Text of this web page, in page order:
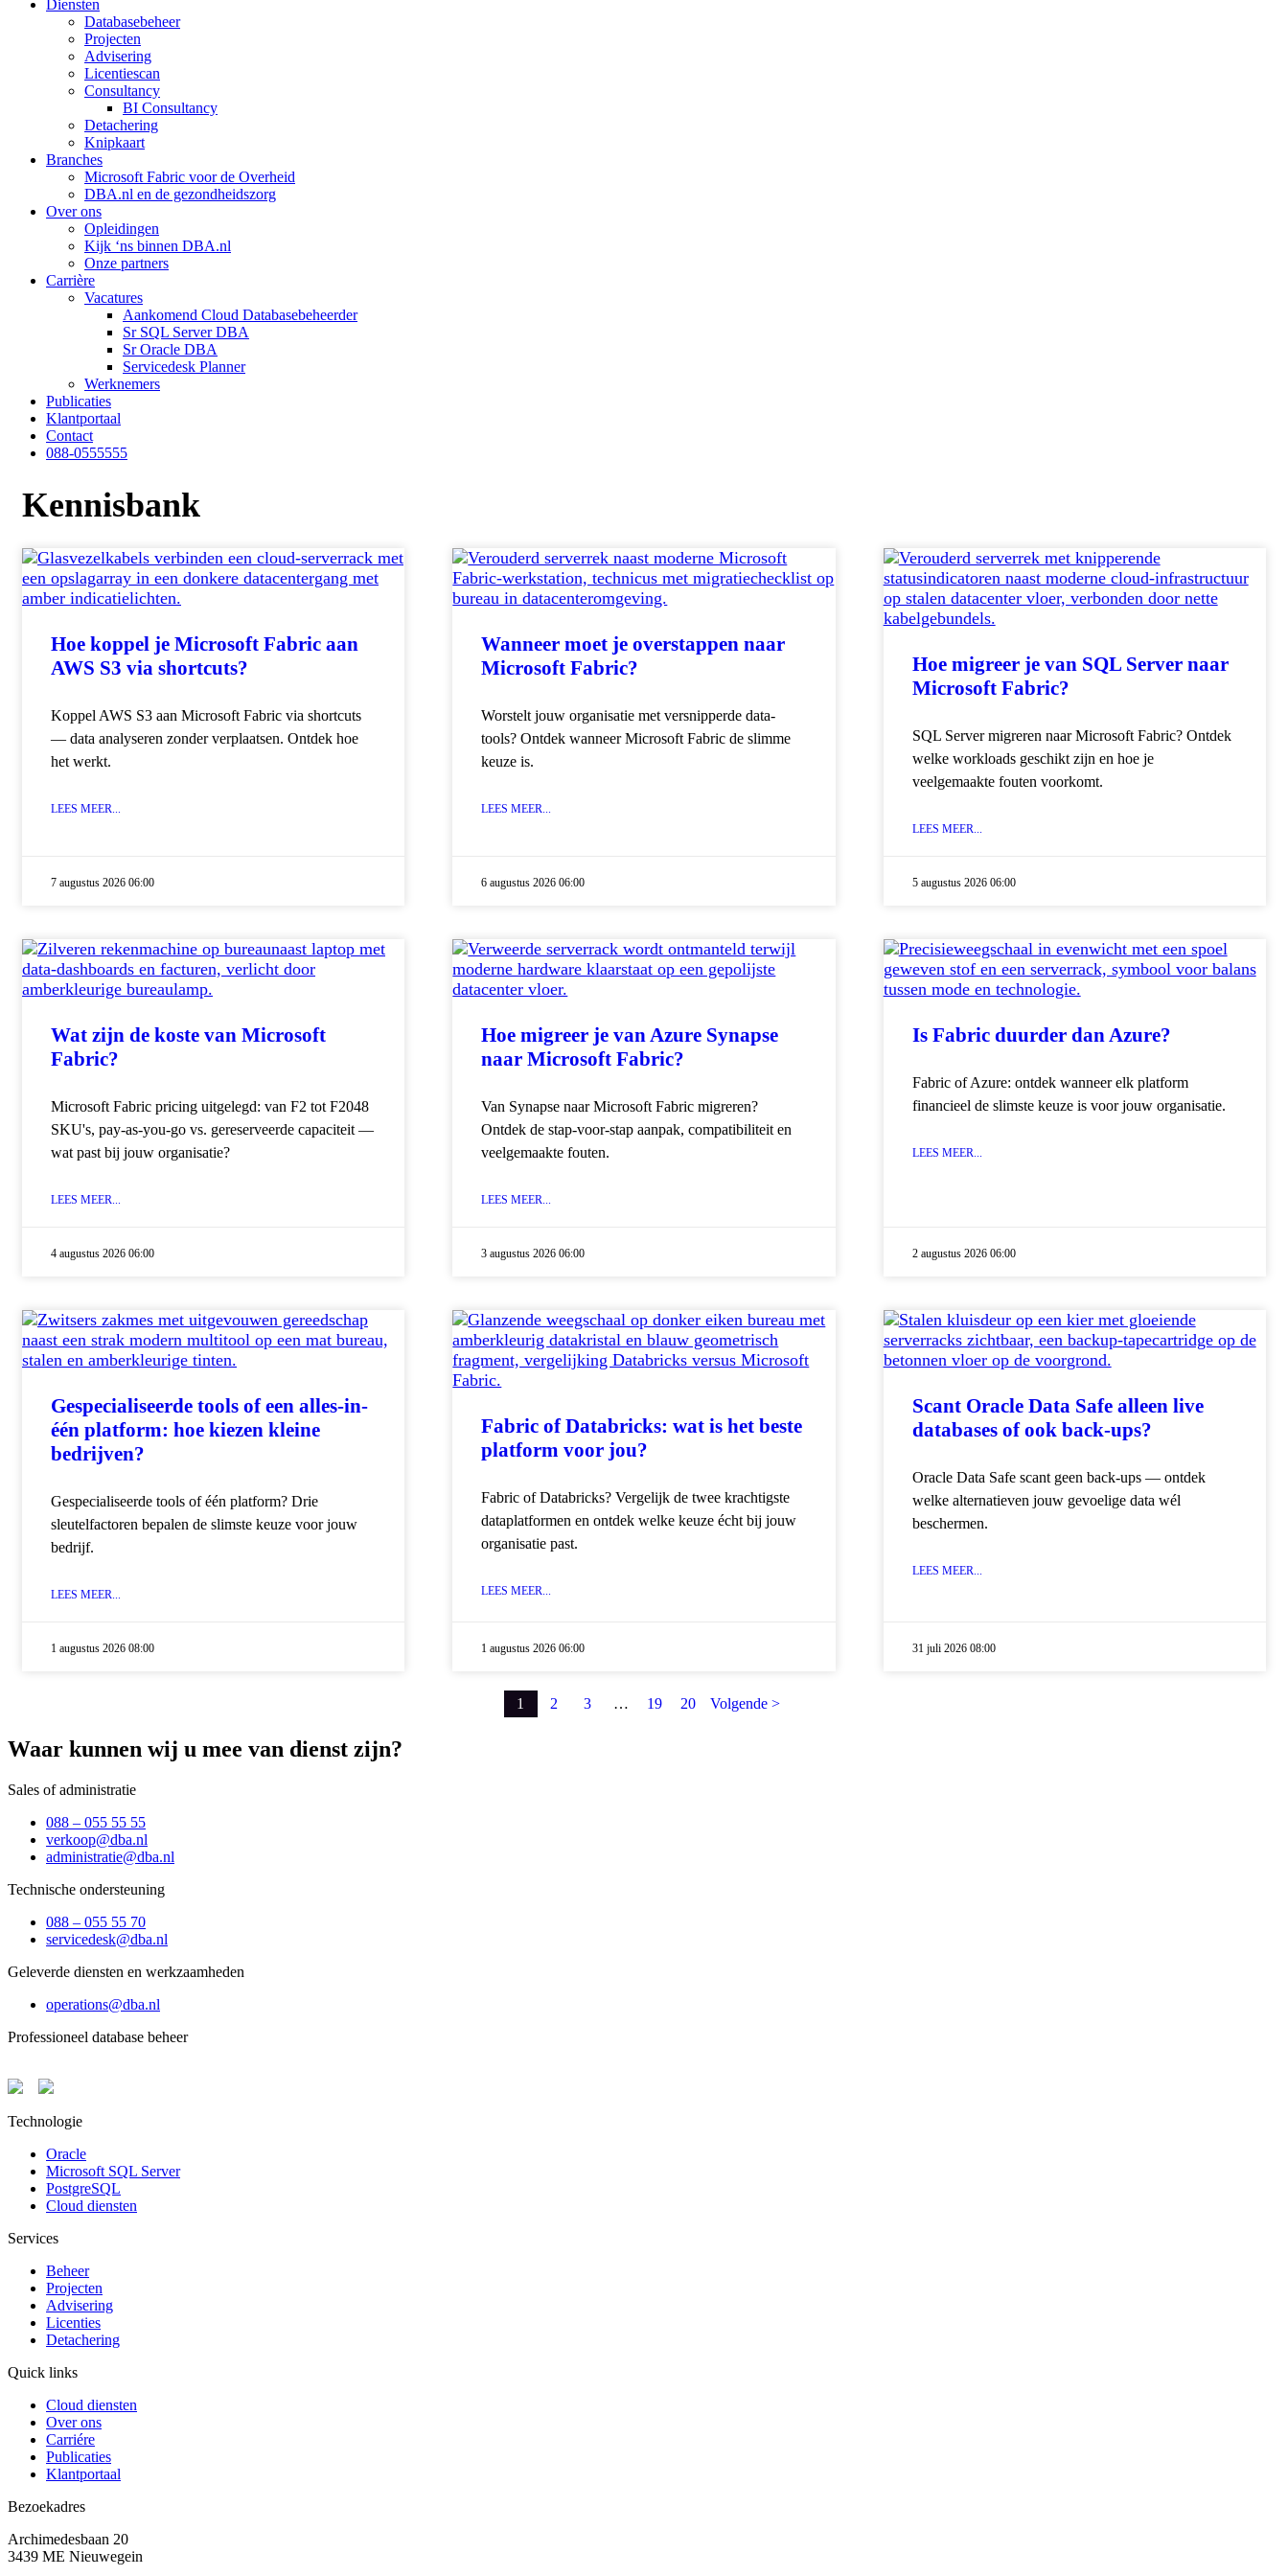
Diensten
Databasebeheer
Projecten
Advisering
Licentiescan
Consultancy
BI Consultancy
Detachering
Knipkaart
Branches
Microsoft Fabric voor de Overheid
DBA.nl en de gezondheidszorg
Over ons
Opleidingen
Kijk ‘ns binnen DBA.nl
Onze partners
Carrière
Vacatures
Aankomend Cloud Databasebeheerder
Sr SQL Server DBA
Sr Oracle DBA
Servicedesk Planner
Werknemers
Publicaties
Klantportaal
Contact
088-0555555
Kennisbank
Hoe koppel je Microsoft Fabric aan
AWS S3 via shortcuts?
Koppel AWS S3 aan Microsoft Fabric via shortcuts
— data analyseren zonder verplaatsen. Ontdek hoe
het werkt.
LEES MEER...
7 augustus 2026 06:00
Wanneer moet je overstappen naar
Microsoft Fabric?
Worstelt jouw organisatie met versnipperde data-
tools? Ontdek wanneer Microsoft Fabric de slimme
keuze is.
LEES MEER...
6 augustus 2026 06:00
Hoe migreer je van SQL Server naar
Microsoft Fabric?
SQL Server migreren naar Microsoft Fabric? Ontdek
welke workloads geschikt zijn en hoe je
veelgemaakte fouten voorkomt.
LEES MEER...
5 augustus 2026 06:00
Wat zijn de koste van Microsoft
Fabric?
Microsoft Fabric pricing uitgelegd: van F2 tot F2048
SKU's, pay-as-you-go vs. gereserveerde capaciteit —
wat past bij jouw organisatie?
LEES MEER...
4 augustus 2026 06:00
Hoe migreer je van Azure Synapse
naar Microsoft Fabric?
Van Synapse naar Microsoft Fabric migreren?
Ontdek de stap-voor-stap aanpak, compatibiliteit en
veelgemaakte fouten.
LEES MEER...
3 augustus 2026 06:00
Is Fabric duurder dan Azure?
Fabric of Azure: ontdek wanneer elk platform
financieel de slimste keuze is voor jouw organisatie.
LEES MEER...
2 augustus 2026 06:00
Gespecialiseerde tools of een alles-in-
één platform: hoe kiezen kleine
bedrijven?
Gespecialiseerde tools of één platform? Drie
sleutelfactoren bepalen de slimste keuze voor jouw
bedrijf.
LEES MEER...
1 augustus 2026 08:00
Fabric of Databricks: wat is het beste
platform voor jou?
Fabric of Databricks? Vergelijk de twee krachtigste
dataplatformen en ontdek welke keuze écht bij jouw
organisatie past.
LEES MEER...
1 augustus 2026 06:00
Scant Oracle Data Safe alleen live
databases of ook back-ups?
Oracle Data Safe scant geen back-ups — ontdek
welke alternatieven jouw gevoelige data wél
beschermen.
LEES MEER...
31 juli 2026 08:00
Berichten
1 2 3 … 19 20 Volgende >
Waar kunnen wij u mee van dienst zijn?
Sales of administratie
088 – 055 55 55
verkoop@dba.nl
administratie@dba.nl
Technische ondersteuning
088 – 055 55 70
servicedesk@dba.nl
Geleverde diensten en werkzaamheden
operations@dba.nl
Professioneel database beheer
Technologie
Oracle
Microsoft SQL Server
PostgreSQL
Cloud diensten
Services
Beheer
Projecten
Advisering
Licenties
Detachering
Quick links
Cloud diensten
Over ons
Carriére
Publicaties
Klantportaal
Bezoekadres
Archimedesbaan 20
3439 ME Nieuwegein